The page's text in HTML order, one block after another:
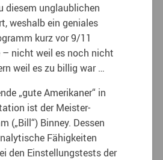
diesem unglaublichen
weshalb ein geniales
kurz vor 9/11
– nicht weil es noch nicht
weil es zu billig war …
„gute Amerikaner“ in
ist der Meister-
(„Bill“) Binney. Dessen
Fähigkeiten
den Einstellungstests der